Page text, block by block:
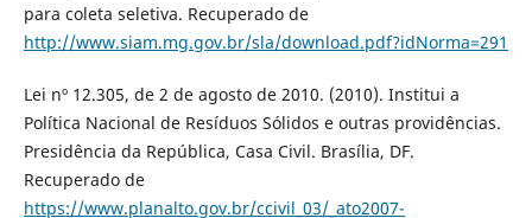
para coleta seletiva. Recuperado de
http://www.siam.mg.gov.br/sla/download.pdf?idNorma=291
Lei nº 12.305, de 2 de agosto de 2010. (2010). Institui a
Política Nacional de Resíduos Sólidos e outras providências.
Presidência da República, Casa Civil. Brasília, DF.
Recuperado de
https://www.planalto.gov.br/ccivil_03/_ato2007-